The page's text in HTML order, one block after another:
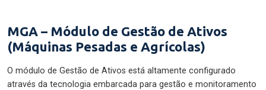
MGA – Módulo de Gestão de Ativos
(Máquinas Pesadas e Agrícolas)
O módulo de Gestão de Ativos está altamente configurado
através da tecnologia embarcada para gestão e monitoramento